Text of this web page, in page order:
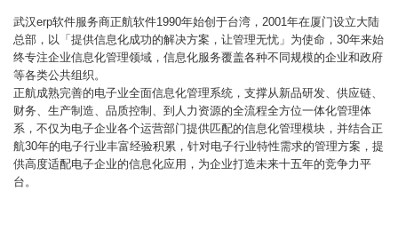
武汉erp软件服务商正航软件1990年始创于台湾，2001年在厦门设立大陆
总部，以「提供信息化成功的解决方案，让管理无忧」为使命，30年来始
终专注企业信息化管理领域，信息化服务覆盖各种不同规模的企业和政府
等各类公共组织。
正航成熟完善的电子业全面信息化管理系统，支撑从新品研发、供应链、
财务、生产制造、品质控制、到人力资源的全流程全方位一体化管理体
系，不仅为电子企业各个运营部门提供匹配的信息化管理模块，并结合正
航30年的电子行业丰富经验积累，针对电子行业特性需求的管理方案，提
供高度适配电子企业的信息化应用，为企业打造未来十五年的竞争力平
台。